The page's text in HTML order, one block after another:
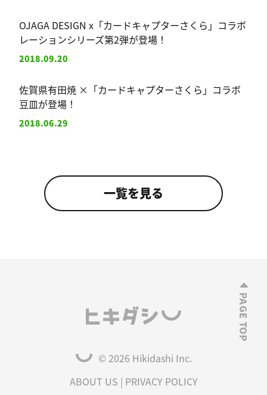
OJAGA DESIGN x「カードキャプターさくら」コラボ
レーションシリーズ第2弾が登場！
2018.09.20
佐賀県有田焼 ×「カードキャプターさくら」コラボ
豆皿が登場！
2018.06.29
一覧を見る
© 2026 Hikidashi Inc.
ABOUT US | PRIVACY POLICY